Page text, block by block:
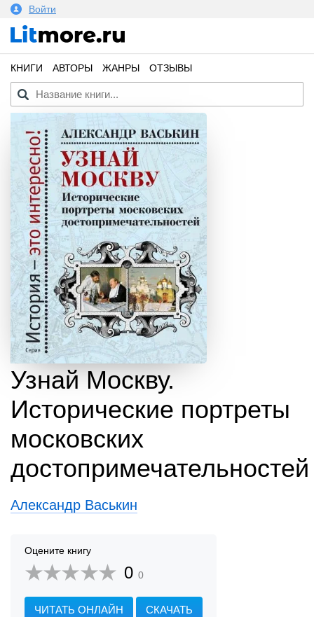
Войти
КНИГИ АВТОРЫ ЖАНРЫ ОТЗЫВЫ
Узнай Москву.
Исторические портреты
московских
достопримечательностей
Александр Васькин
Оцените книгу
0 0
ЧИТАТЬ ОНЛАЙН СКАЧАТЬ